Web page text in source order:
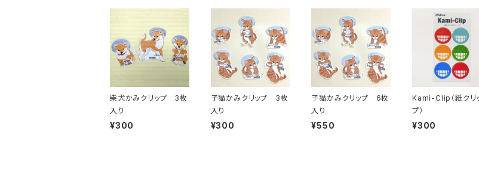
柴犬かみクリップ 3枚
入り
¥300
子猫かみクリップ 3枚
入り
¥300
子猫かみクリップ 6枚
入り
¥550
Kami-Clip（紙クリ
プ）
¥300